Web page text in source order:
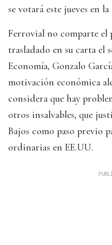
se votará este jueves en
Ferrovial no comparte el
trasladado en su carta el
Economía, Gonzalo
motivación económica
considera que hay
otros insalvables, que
Bajos como paso previo
ordinarias en EE.UU.